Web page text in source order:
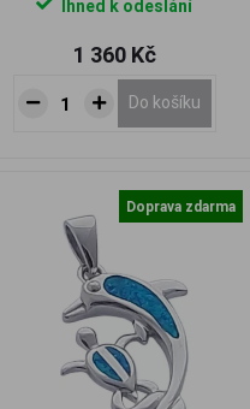
Ihned k odeslání
1 360 Kč
Do košíku
Doprava zdarma